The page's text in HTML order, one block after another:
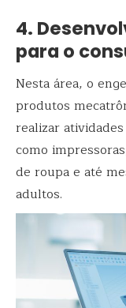
4.
para o
Nesta área, o
produtos
realizar
como
de roupa e até
adultos.